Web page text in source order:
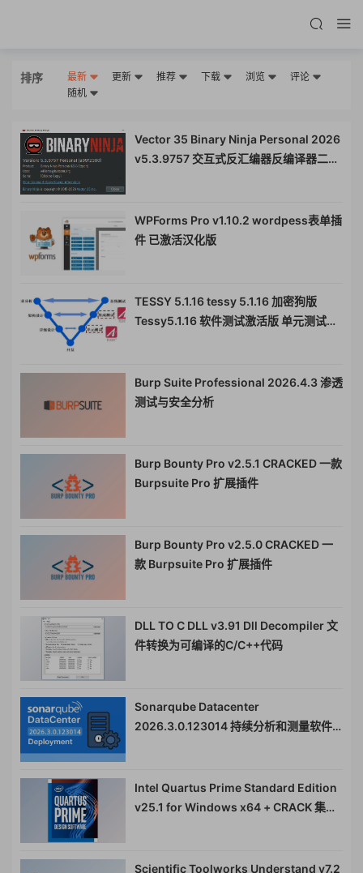
排序 最新 更新 推荐 下载 浏览
评论
随机
Vector 35 Binary Ninja Personal 2026
v5.3.9757 交互式反汇编器反编译器二进
WPForms Pro v1.10.2 wordpess表单插
件 已激活汉化版
TESSY 5.1.16 tessy 5.1.16 加密狗版
Tessy5.1.16 软件测试激活版 单元测试集
Burp Suite Professional 2026.4.3 渗透
测试与安全分析
Burp Bounty Pro v2.5.1 CRACKED 一款
Burpsuite Pro 扩展插件
Burp Bounty Pro v2.5.0 CRACKED 一
款 Burpsuite Pro 扩展插件
DLL TO C DLL v3.91 Dll Decompiler 文
件转换为可编译的C/C++代码
Sonarqube Datacenter
2026.3.0.123014 持续分析和测量软件
Intel Quartus Prime Standard Edition
v25.1 for Windows x64 + CRACK 集成
Scientific Toolworks Understand v7.2